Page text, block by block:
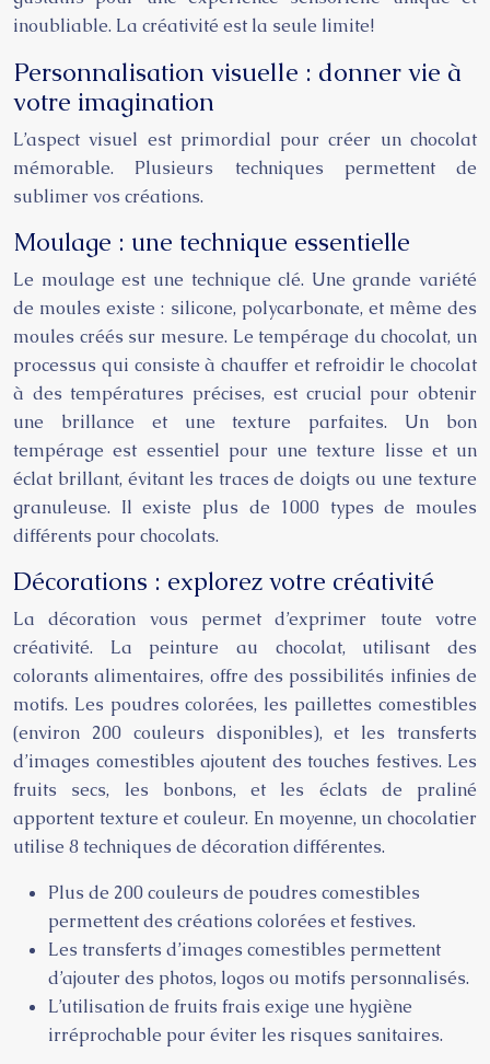
inoubliable. La créativité est la seule limite!
Personnalisation visuelle : donner vie à
votre imagination
L’aspect visuel est primordial pour créer un chocolat
mémorable. Plusieurs techniques permettent de
sublimer vos créations.
Moulage : une technique essentielle
Le moulage est une technique clé. Une grande variété
de moules existe : silicone, polycarbonate, et même des
moules créés sur mesure. Le tempérage du chocolat, un
processus qui consiste à chauffer et refroidir le chocolat
à des températures précises, est crucial pour obtenir
une brillance et une texture parfaites. Un bon
tempérage est essentiel pour une texture lisse et un
éclat brillant, évitant les traces de doigts ou une texture
granuleuse. Il existe plus de 1000 types de moules
différents pour chocolats.
Décorations : explorez votre créativité
La décoration vous permet d’exprimer toute votre
créativité. La peinture au chocolat, utilisant des
colorants alimentaires, offre des possibilités infinies de
motifs. Les poudres colorées, les paillettes comestibles
(environ 200 couleurs disponibles), et les transferts
d’images comestibles ajoutent des touches festives. Les
fruits secs, les bonbons, et les éclats de praliné
apportent texture et couleur. En moyenne, un chocolatier
utilise 8 techniques de décoration différentes.
Plus de 200 couleurs de poudres comestibles
permettent des créations colorées et festives.
Les transferts d’images comestibles permettent
d’ajouter des photos, logos ou motifs personnalisés.
L’utilisation de fruits frais exige une hygiène
irréprochable pour éviter les risques sanitaires.